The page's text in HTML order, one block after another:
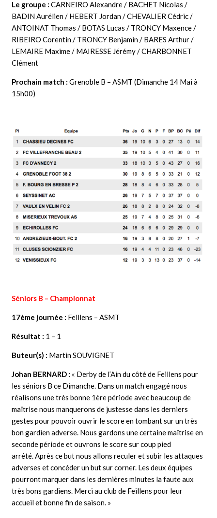
Le groupe : CARNEIRO Alexandre / BACHET Nicolas /
BADIN Aurélien / HEBERT Jordan / CHEVALIER Cédric /
ANTOINAT Thomas / BOTAS Lucas / TRONCY Maxence /
RIBEIRO Corentin / TRONCY Benjamin / BARES Arthur /
LEMAIRE Maxime / MAIRESSE Jérémy / CHARBONNET
Clément
Prochain match : Grenoble B – ASMT (Dimanche 14 Mai à
15h00)
Séniors B – Championnat
17ème journée : Feillens – ASMT
Résultat : 1 – 1
Buteur(s) : Martin SOUVIGNET
Johan BERNARD : « Derby de l’Ain du côté de Feillens pour
les séniors B ce Dimanche. Dans un match engagé nous
réalisons une très bonne 1ère période avec beaucoup de
maîtrise nous manquerons de justesse dans les derniers
gestes pour pouvoir ouvrir le score en tombant sur un très
bon gardien adverse. Nous gardons une certaine maîtrise en
seconde période et ouvrons le score sur coup pied
arrêté. Après ce but nous allons reculer et subir les attaques
adverses et concéder un but sur corner. Les deux équipes
pourront marquer dans les dernières minutes la faute aux
très bons gardiens. Merci au club de Feillens pour leur
accueil et bonne fin de saison. »